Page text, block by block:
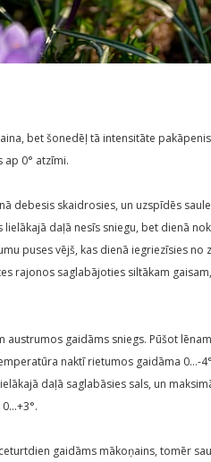
bet šonedēļ tā intensitāte
0° atzīmi.
debesis skaidrosies, un uzspīdēs
daļā nesīs sniegu, bet dienā
puses vējš, kas dienā iegriezīsies no
rajonos saglabājoties siltākam
gaidāms sniegs. Pūšot
naktī rietumos gaidāma 0…-
daļā saglabāsies sals, un
gaidāms mākoņains, tomēr